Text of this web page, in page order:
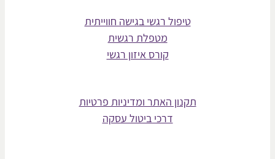
טיפול רגשי בגישה חווייתית
מטפלת רגשית
קורס איזון רגשי
תקנון האתר ומדיניות פרטיות
דרכי ביטול עסקה